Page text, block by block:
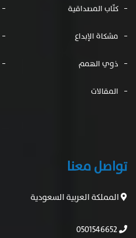
كتّاب المصداقية
مشكاة الإبداع
ذوي الهمم
المقالات
تواصل معنا
المملكة العربية السعودية